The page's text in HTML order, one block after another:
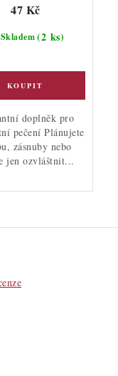
Skladem(2 ks)
47 Kč
doplněk pro
pečení Plánujete
zásnuby nebo
jen ozvláštnit...